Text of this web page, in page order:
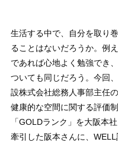
生活する中で、自分を取り
ることはないだろうか。例
であれば心地よく勉強でき
ついても同じだろう。今回
設株式会社総務人事部主任
健康的な空間に関する評価
「GOLDランク」を大阪本
牽引した阪本さんに、